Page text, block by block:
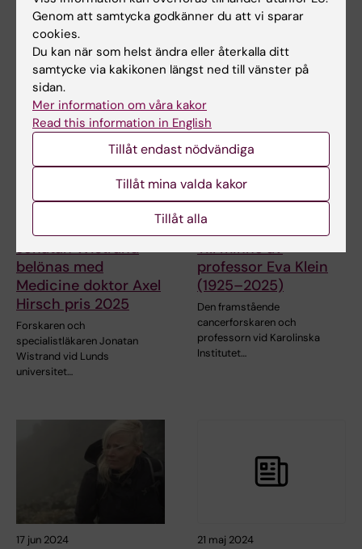
avlidit
Professor emerita Sigbritt
Werner har avlidit vid 86 års
ålder. Sigbritt…
KI-professor Anna Mia
Ekström gästar KIB-podden i
Jonatan Wistrand
belönas med
Medicine doktor Axel
Hirsch pris 2025
Forskaren och
specialistläkaren Jonatan
Wistrand vid Lunds
universitet…
23 jan 2025
Till minne av
professor Eva Klein
(1925–2025)
Den framstående
cancerforskaren och
professorn vid Karolinska
Institutet…
17 jun 2024 21 maj 2024
Genom att samtycka godkänner du att vi sparar
cookies.
Du kan när som helst ändra eller återkalla ditt
samtycke via kakikonen längst ned till vänster på
sidan.
Mer information om våra kakor
Read this information in English
Tillåt endast nödvändiga
Tillåt mina valda kakor
Tillåt alla